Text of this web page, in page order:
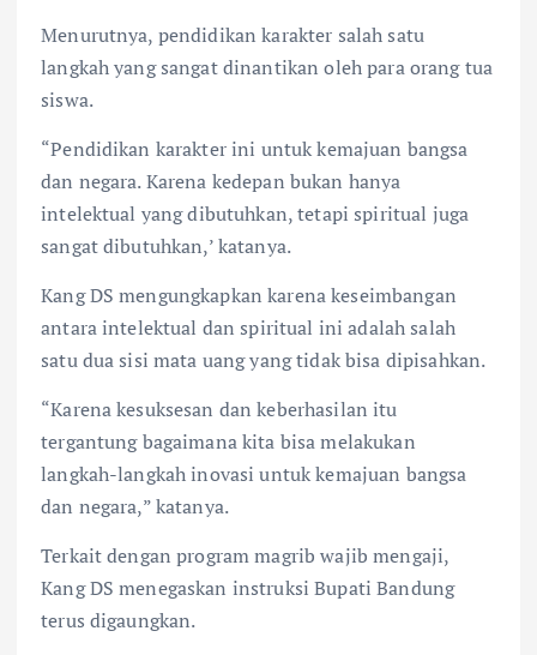
Menurutnya, pendidikan karakter salah satu
langkah yang sangat dinantikan oleh para orang tua
siswa.
“Pendidikan karakter ini untuk kemajuan bangsa
dan negara. Karena kedepan bukan hanya
intelektual yang dibutuhkan, tetapi spiritual juga
sangat dibutuhkan,’ katanya.
Kang DS mengungkapkan karena keseimbangan
antara intelektual dan spiritual ini adalah salah
satu dua sisi mata uang yang tidak bisa dipisahkan.
“Karena kesuksesan dan keberhasilan itu
tergantung bagaimana kita bisa melakukan
langkah-langkah inovasi untuk kemajuan bangsa
dan negara,” katanya.
Terkait dengan program magrib wajib mengaji,
Kang DS menegaskan instruksi Bupati Bandung
terus digaungkan.